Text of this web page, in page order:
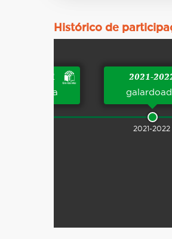
Histórico de
2020-2021
galardoada
2021-2022
2021-